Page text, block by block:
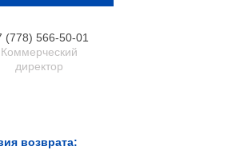
(778) 566-50-01
Коммерческий
директор